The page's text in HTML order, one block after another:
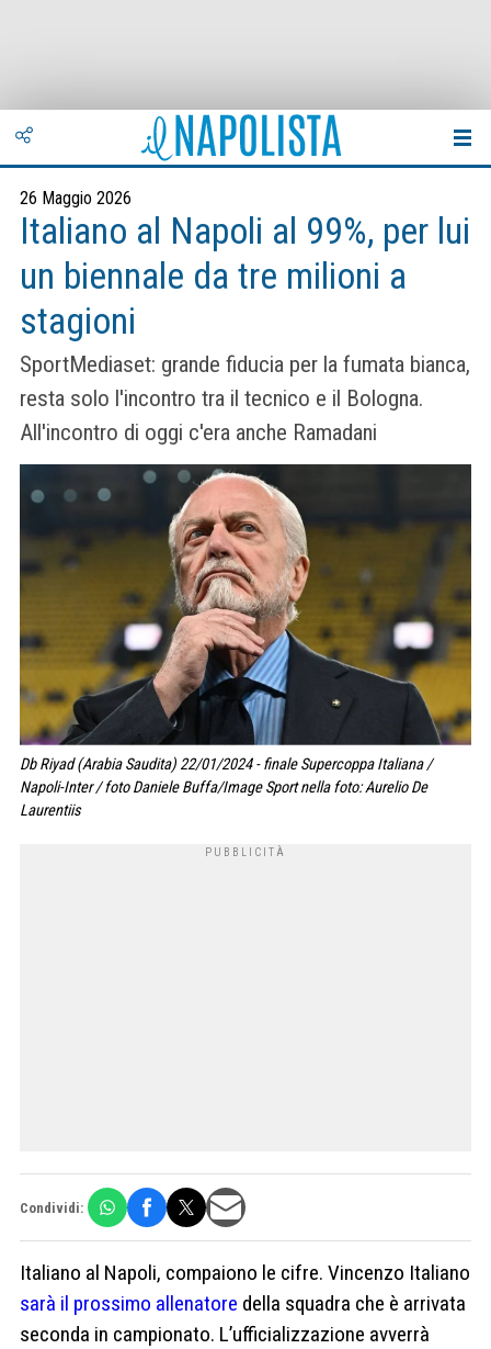
26 Maggio 2026
Italiano al Napoli al 99%, per lui
un biennale da tre milioni a
stagioni
SportMediaset: grande fiducia per la fumata bianca,
resta solo l'incontro tra il tecnico e il Bologna.
All'incontro di oggi c'era anche Ramadani
Db Riyad (Arabia Saudita) 22/01/2024 - finale Supercoppa Italiana /
Napoli-Inter / foto Daniele Buffa/Image Sport nella foto: Aurelio De
Laurentiis
Condividi:
Italiano al Napoli, compaiono le cifre. Vincenzo Italiano
sarà il prossimo allenatore della squadra che è arrivata
seconda in campionato. L’ufficializzazione avverrà